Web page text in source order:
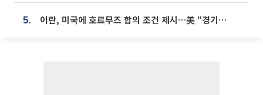
5. 이란, 미국에 호르무즈 합의 조건 제시…美 “경기 아직 안 끝나” [종합]